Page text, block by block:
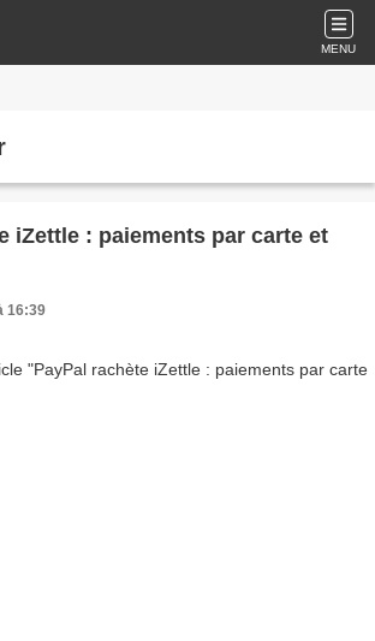
MENU
iZettle : paiements par carte et
16:39